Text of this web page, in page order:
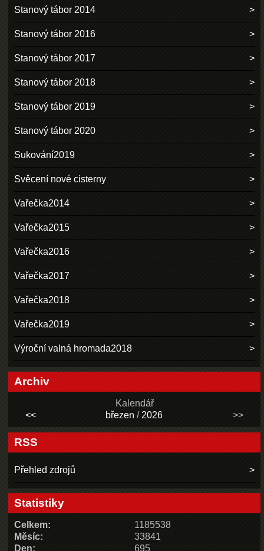
Stanový tábor 2014
Stanový tábor 2016
Stanový tábor 2017
Stanový tábor 2018
Stanový tábor 2019
Stanový tábor 2020
Sukování2019
Svěcení nové cisterny
Vařečka2014
Vařečka2015
Vařečka2016
Vařečka2017
Vařečka2018
Vařečka2019
Výroční valná hromada2018
Archiv
Kalendář
<<
březen / 2026 >>
RSS
Přehled zdrojů
Statistiky
Celkem:
1185538
Měsíc:
33841
Den:
695